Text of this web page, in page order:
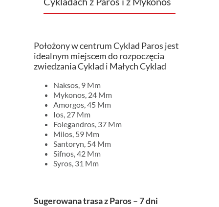
Położony w centrum Cyklad Paros jest
idealnym miejscem do rozpoczęcia
zwiedzania Cyklad i Małych Cyklad
Naksos, 9 Mm
Mykonos, 24 Mm
Amorgos, 45 Mm
Ios, 27 Mm
Folegandros, 37 Mm
Milos, 59 Mm
Santoryn, 54 Mm
Sifnos, 42 Mm
Syros, 31 Mm
Sugerowana trasa z Paros – 7 dni